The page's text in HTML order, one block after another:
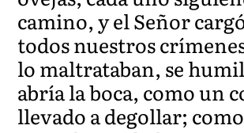
camino, y el Señor
todos nuestros
lo maltrataban, se
abría la boca, como un
llevado a degollar;